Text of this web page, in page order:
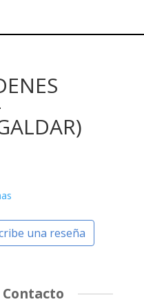
una reseña